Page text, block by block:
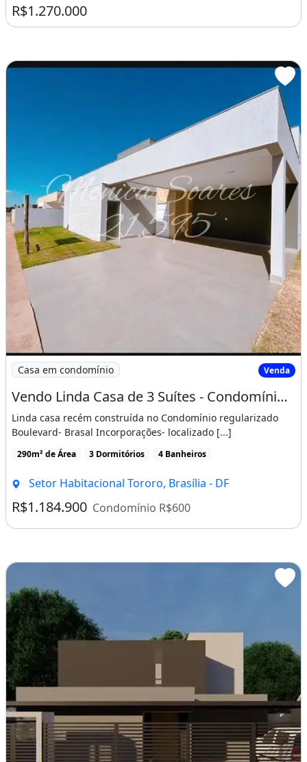
R$1.270.000
Imagem: Vendo Linda Casa de 3 Suítes - Condomínio
Casa em condomínio Venda
Vendo Linda Casa de 3 Suítes - Condomínio Boulevard
Linda casa recém construída no Condomínio regularizado
Boulevard- Brasal Incorporações- localizado [...]
290m² de Área 3 Dormitórios 4 Banheiros
Setor Habitacional Tororo, Brasília - DF
R$1.184.900 Condomínio R$600